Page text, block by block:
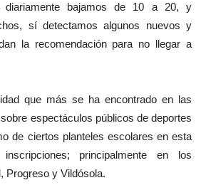
diariamente bajamos de 10 a 20, y
sí detectamos algunos nuevos y
la recomendación para no llegar a
que más se ha encontrado en las
espectáculos públicos de deportes
de ciertos planteles escolares en esta
principalmente en los
Progreso y Vildósola.